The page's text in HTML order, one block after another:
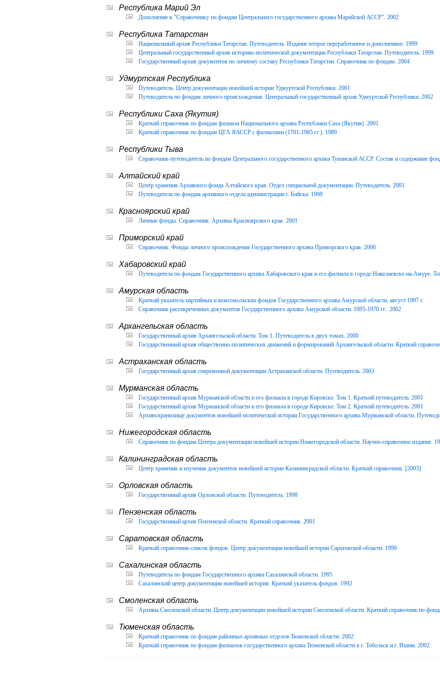
Республика Марий Эл
Дополнение к "Справочнику по фондам Центрального государственного архива Марийской АССР". 2002
Республика Татарстан
Национальный архив Республики Татарстан. Путеводитель. Издание второе переработанное и дополненное. 1999
Центральный государственный архив историко-политической документации Республики Татарстан. Путеводитель. 1999
Государственный архив документов по личному составу Республики Татарстан. Справочник по фондам. 2004
Удмуртская Республика
Путеводитель. Центр документации новейшей истории Удмуртской Республики. 2001
Путеводитель по фондам личного происхождения. Центральный государственный архив Удмуртской Республики. 2002
Республики Саха (Якутия)
Краткий справочник по фондам филиала Национального архива Республики Саха (Якутия). 2001
Краткий справочник по фондам ЦГА ЯАССР с филиалами (1701-1985 гг.). 1989
Республики Тыва
Справочник-путеводитель по фондам Центрального государственного архива Тувинской АССР. Состав и содержание
Алтайский край
Центр хранения Архивного фонда Алтайского края. Отдел специальной документации. Путеводитель. 2001
Путеводитель по фондам архивного отдела администрации г. Бийска. 1998
Красноярский край
Личные фонды. Справочник. Архивы Красноярского края. 2001
Приморский край
Справочник. Фонды личного происхождения Государственного архива Приморского края. 2000
Хабаровский край
Путеводитель по фондам Государственного архива Хабаровского края и его филиала в городе Николаевске-на-Амуре.
Амурская область
Краткий указатель партийных и комсомольских фондов Государственного архива Амурской области. август 1997 г.
Справочник рассекреченных документов Государственного архива Амурской области. 1895-1970 гг.. 2002
Архангельская область
Государственный архив Архангельской области. Том 1. Путеводитель в двух томах. 2000
Государственный архив общественно-политических движений и формирований Архангельской области. Краткий
Астраханская область
Государственный архив современной документации Астраханской области. Путеводитель. 2003
Мурманская область
Государственный архив Мурманской области и его филиала в городе Кировске. Том 1. Краткий путеводитель. 2001
Государственный архив Мурманской области и его филиала в городе Кировске. Том 2. Краткий путеводитель. 2001
Архивохранилище документов новейшей политической истории Государственного архива Мурманской области.
Нижегородская область
Справочник по фондам Центра документации новейшей истории Нижегородской области. Научно-справочное издание.
Калининградская область
Центр хранения и изучения документов новейшей истории Калининградской области. Краткий справочник. [2003]
Орловская область
Государственный архив Орловской области. Путеводитель. 1998
Пензенская область
Государственный архив Пензенской области. Краткий справочник. 2001
Саратовская область
Краткий справочник-список фондов. Центр документации новейшей истории Саратовской области. 1999
Сахалинская область
Путеводитель по фондам Государственного архива Сахалинской области. 1995
Сахалинский центр документации новейшей истории. Краткий указатель фондов. 1992
Смоленская область
Архивы Смоленской области. Центр документации новейшей истории Смоленской области. Краткий справочник по
Тюменская область
Краткий справочник по фондам районных архивных отделов Тюменской области. 2002
Краткий справочник по фондам филиалов государственного архива Тюменской области в г. Тобольск и г. Ишим. 2002